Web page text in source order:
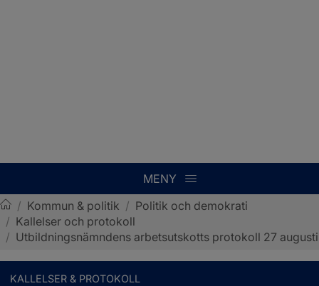
MENY
Sotenäs kommun
/ Kommun & politik / Politik och demokrati
/ Kallelser och protokoll
/ Utbildningsnämndens arbetsutskotts protokoll 27 augusti
KALLELSER & PROTOKOLL